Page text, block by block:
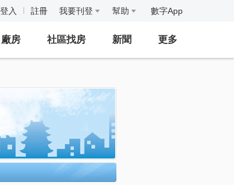
登入 註冊 我要刊登 幫助 數字App
廠房 社區找房 新聞 更多